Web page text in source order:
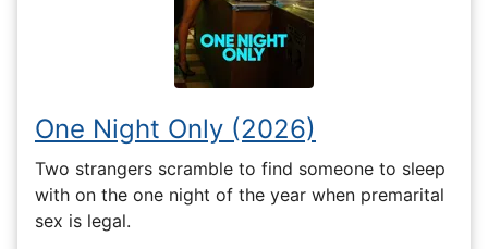
One Night Only (2026)
Two strangers scramble to find someone to sleep
with on the one night of the year when premarital
sex is legal.